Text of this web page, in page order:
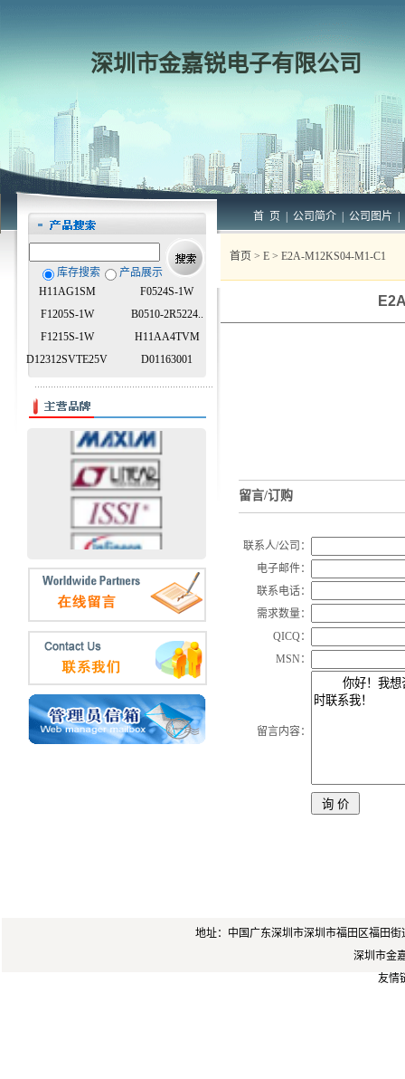
深圳市金嘉锐电子有限公司
首 页 公司简介 公司图片
库存搜索
产品展示
H11AG1SM
F0524S-1W
F1205S-1W
B0510-2R5224..
F1215S-1W
H11AA4TVM
D12312SVTE25V
D01163001
首页 > E > E2A-M12KS04-M1-C1
留言/订购
联系人/公司：
电子邮件：
联系电话：
需求数量：
QICQ：
MSN：
留言内容：
地址：中国广东深圳市深圳市福田区福田
深圳市金
友情